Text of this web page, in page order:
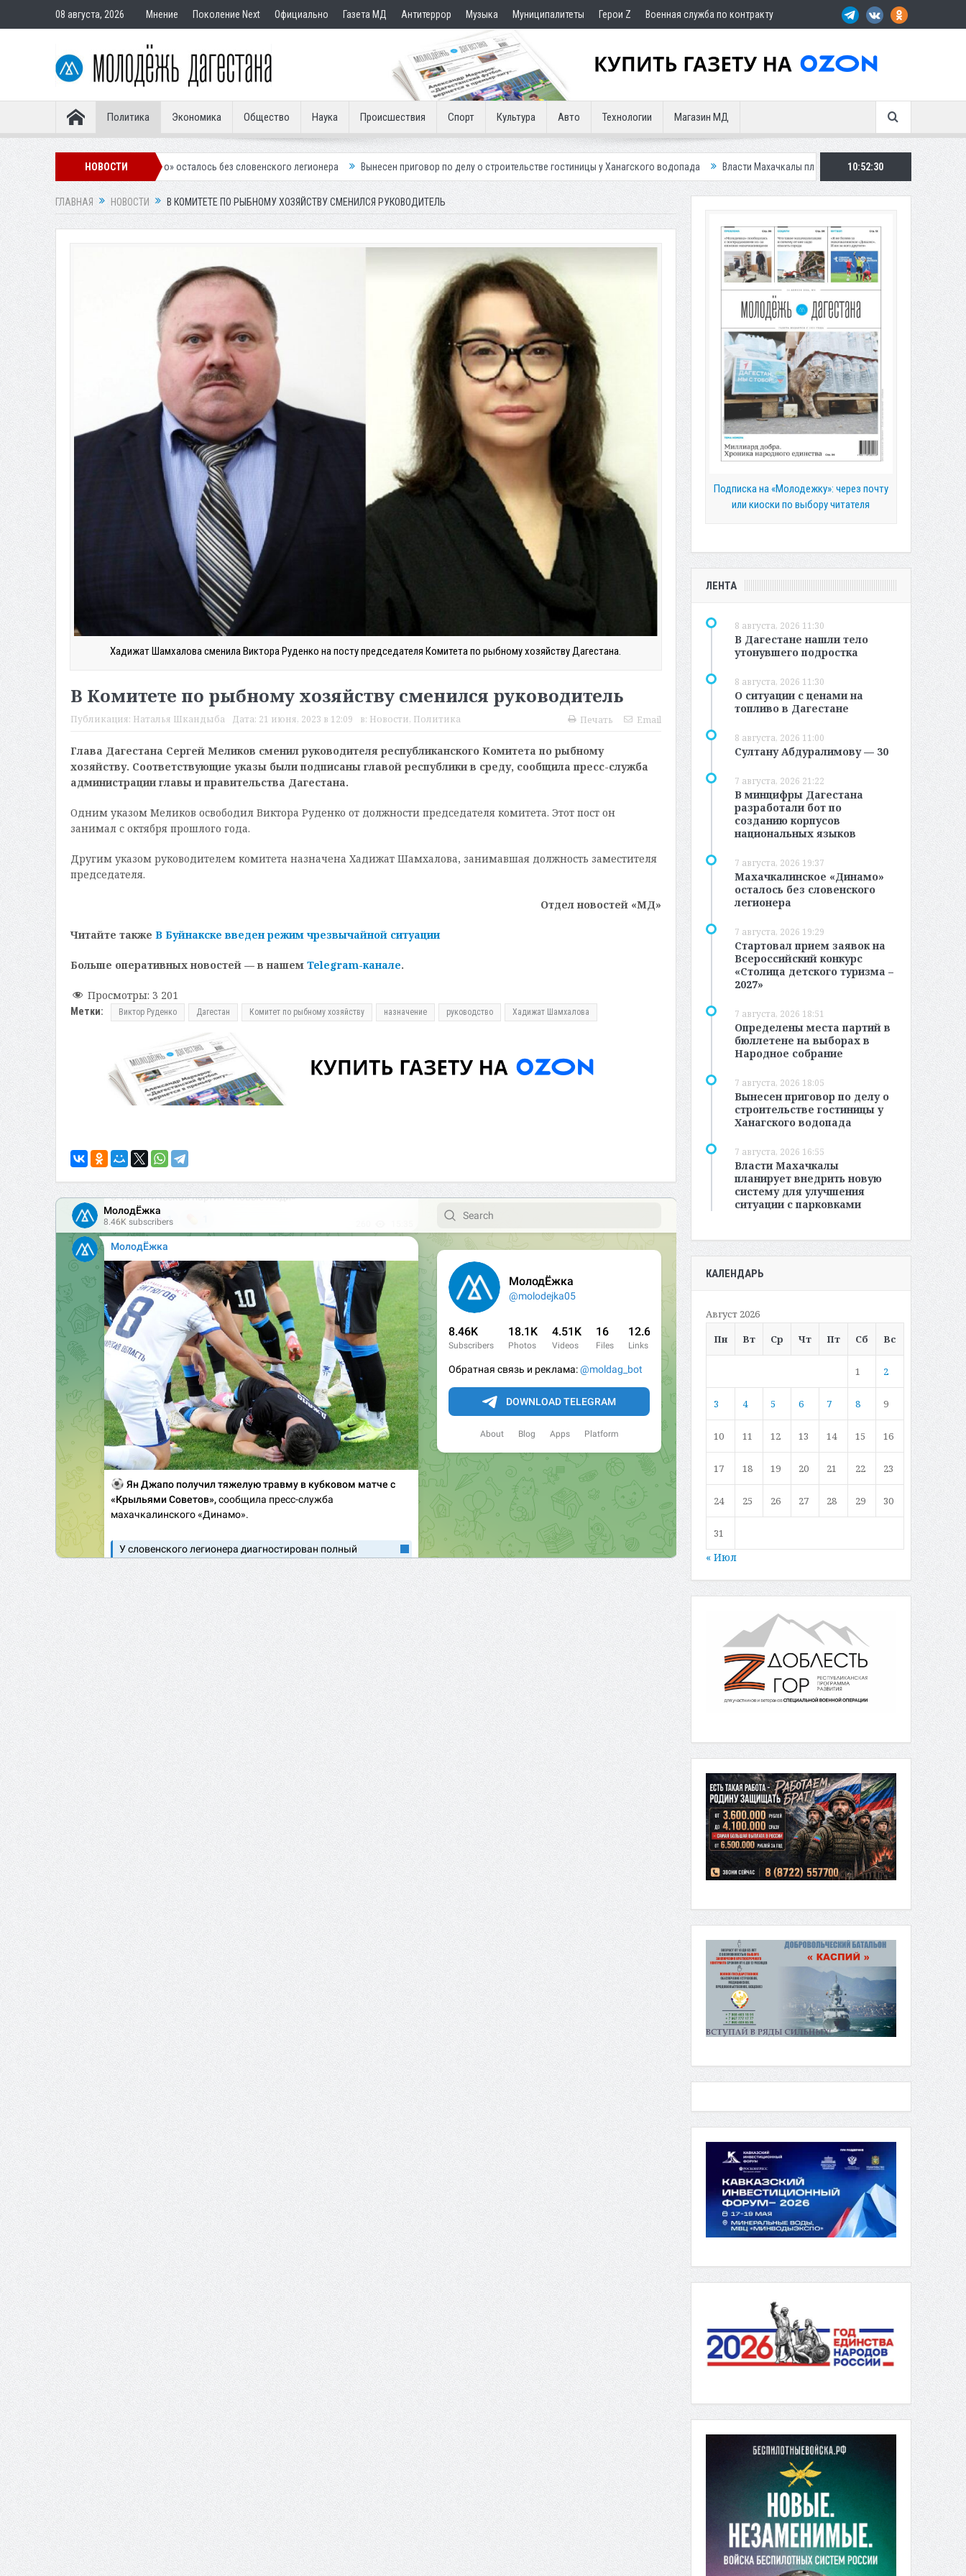
08 августа, 2026 Мнение Поколение Next Официально Газета МД Антитеррор Музыка Муниципалитеты Герои Z Военная служба по контракту
Политика Экономика Общество Наука Происшествия Спорт Культура Авто Технологии Магазин МД
НОВОСТИ
«Динамо» осталось без словенского легионера Вынесен приговор по делу о строительстве гостиницы у Ханагского водопада Власти Махачкалы планирует внедрить новую систему для улучшения
10:52:31
ГЛАВНАЯ НОВОСТИ В КОМИТЕТЕ ПО РЫБНОМУ ХОЗЯЙСТВУ СМЕНИЛСЯ РУКОВОДИТЕЛЬ
Хадижат Шамхалова сменила Виктора Руденко на посту председателя Комитета по рыбному хозяйству Дагестана.
В Комитете по рыбному хозяйству сменился руководитель
Публикация: Наталья Шкандыба Дата: 21 июня, 2023 в 12:09 в: Новости, Политика Печать Email
Глава Дагестана Сергей Меликов сменил руководителя республиканского Комитета по рыбному
хозяйству. Соответствующие указы были подписаны главой республики в среду, сообщила пресс-служба
администрации главы и правительства Дагестана.
Одним указом Меликов освободил Виктора Руденко от должности председателя комитета. Этот пост он
занимал с октября прошлого года.
Другим указом руководителем комитета назначена Хадижат Шамхалова, занимавшая должность заместителя
председателя.
Отдел новостей «МД»
Читайте также В Буйнакске введен режим чрезвычайной ситуации
Больше оперативных новостей — в нашем Telegram-канале.
Просмотры: 3 201
Метки: Виктор Руденко Дагестан Комитет по рыбному хозяйству назначение руководство Хадижат Шамхалова
Подписка на «Молодежку»: через почту
или киоски по выбору читателя
ЛЕНТА
8 августа, 2026 11:30
В Дагестане нашли тело
утонувшего подростка
8 августа, 2026 11:30
О ситуации с ценами на
топливо в Дагестане
8 августа, 2026 11:00
Султану Абдуралимову — 30
7 августа, 2026 21:22
В минцифры Дагестана
разработали бот по
созданию корпусов
национальных языков
7 августа, 2026 19:37
Махачкалинское «Динамо»
осталось без словенского
легионера
7 августа, 2026 19:29
Стартовал прием заявок на
Всероссийский конкурс
«Столица детского туризма –
2027»
7 августа, 2026 18:51
Определены места партий в
бюллетене на выборах в
Народное собрание
7 августа, 2026 18:05
Вынесен приговор по делу о
строительстве гостиницы у
Ханагского водопада
7 августа, 2026 16:55
Власти Махачкалы
планирует внедрить новую
систему для улучшения
ситуации с парковками
КАЛЕНДАРЬ
Август 2026
Пн
Вт Ср Чт Пт Сб Вс
1 2
3 4 5 6 7 8 9
10 11 12 13 14 15 16
17 18 19 20 21 22 23
24 25 26 27 28 29 30
31
« Июл